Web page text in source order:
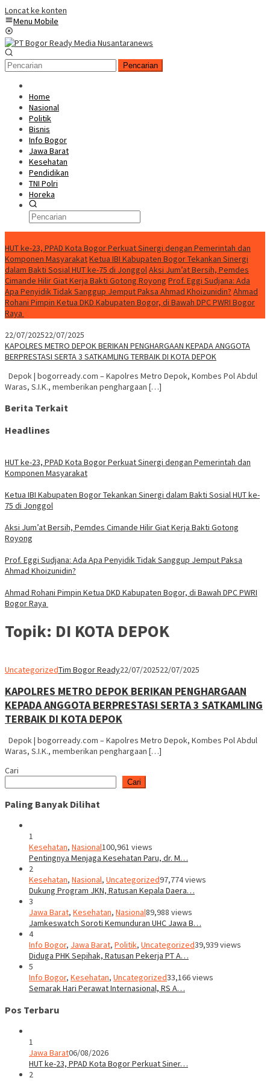
Loncat ke konten
Menu Mobile
Pencarian
Home
Nasional
Politik
Bisnis
Info Bogor
Jawa Barat
Kesehatan
Pendidikan
TNI Polri
Horeka
HUT ke-23, PPAD Kota Bogor Perkuat Sinergi dengan Pemerintah dan
Komponen MasyarakatKetua IBI Kabupaten Bogor Tekankan Sinergi
dalam Bakti Sosial HUT ke-75 di JonggolAksi Jum’at Bersih, Pemdes
Cimande Hilir Giat Kerja Bakti Gotong Royong Prof. Eggi Sudjana: Ada
Apa Penyidik Tidak Sanggup Jemput Paksa Ahmad Khoizunidin? Ahmad
Rohani Pimpin Ketua DKD Kabupaten Bogor, di Bawah DPC PWRI Bogor
Raya
22/07/202522/07/2025
KAPOLRES METRO DEPOK BERIKAN PENGHARGAAN KEPADA ANGGOTA
BERPRESTASI SERTA 3 SATKAMLING TERBAIK DI KOTA DEPOK
Depok | bogorready.com – Kapolres Metro Depok, Kombes Pol Abdul
Waras, S.I.K., memberikan penghargaan […]
Berita Terkait
Headlines
HUT ke-23, PPAD Kota Bogor Perkuat Sinergi dengan Pemerintah dan
Komponen Masyarakat
Ketua IBI Kabupaten Bogor Tekankan Sinergi dalam Bakti Sosial HUT ke-
75 di Jonggol
Aksi Jum’at Bersih, Pemdes Cimande Hilir Giat Kerja Bakti Gotong
Royong
Prof. Eggi Sudjana: Ada Apa Penyidik Tidak Sanggup Jemput Paksa
Ahmad Khoizunidin?
Ahmad Rohani Pimpin Ketua DKD Kabupaten Bogor, di Bawah DPC PWRI
Bogor Raya
Topik: DI KOTA DEPOK
UncategorizedTim Bogor Ready22/07/202522/07/2025
KAPOLRES METRO DEPOK BERIKAN PENGHARGAAN
KEPADA ANGGOTA BERPRESTASI SERTA 3 SATKAMLING
TERBAIK DI KOTA DEPOK
Depok | bogorready.com – Kapolres Metro Depok, Kombes Pol Abdul
Waras, S.I.K., memberikan penghargaan […]
Cari
Cari
Paling Banyak Dilihat
1
Kesehatan, Nasional100,961 views
Pentingnya Menjaga Kesehatan Paru, dr. M…
2
Kesehatan, Nasional, Uncategorized97,774 views
Dukung Program JKN, Ratusan Kepala Daera…
3
Jawa Barat, Kesehatan, Nasional89,988 views
Jamkeswatch Soroti Kemunduran UHC Jawa B…
4
Info Bogor, Jawa Barat, Politik, Uncategorized39,939 views
Diduga PHK Sepihak, Ratusan Pekerja PT A…
5
Info Bogor, Kesehatan, Uncategorized33,166 views
Semarak Hari Perawat Internasional, RS A…
Pos Terbaru
1
Jawa Barat06/08/2026
HUT ke-23, PPAD Kota Bogor Perkuat Siner…
2